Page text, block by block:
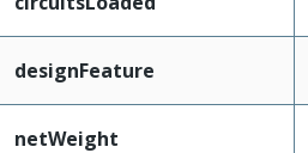
designFeature
netWeight